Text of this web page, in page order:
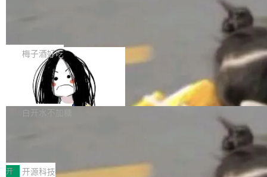
提交的编辑请求也长期处于待处理状态。 Groki
pedia 于去年底上线，定位为由人工智能生成内
容的百科平台，被马斯克视为传统众包百科网站
维基百科的替代方案。Lawfare 调查发现，无论
热门页面还是低关注度页面，均未出现近期更
是这样的：配 MessageSource 的 Bean、写 R
eloadableResourceBundleMessageSource、
声明 LocaleResolver、注册 LocaleChangeInt
erceptor…五六步之后才能看到第一行翻译文
本。 Solon 换了个方式。整个 i18n 模块围绕三
梅子酒好吃
Apache Doris 4.1 全面增强 Iceberg：
支持 UPDATE、MERGE INTO 与 Iceb
erg V3
Apache Doris 4.1 要补齐的，正是缺失的那一
半。在已有查询能力的基础上，Doris 进一步支
常维护操作，并完整支持 Iceberg V3 格式。
白开水不加糖
村国家自主创新示范区会议中心开幕。本届大会
开 开源科技